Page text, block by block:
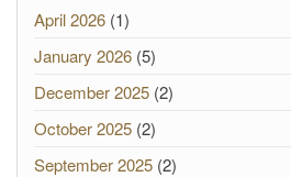
April 2026 (1)
January 2026 (5)
December 2025 (2)
October 2025 (2)
September 2025 (2)